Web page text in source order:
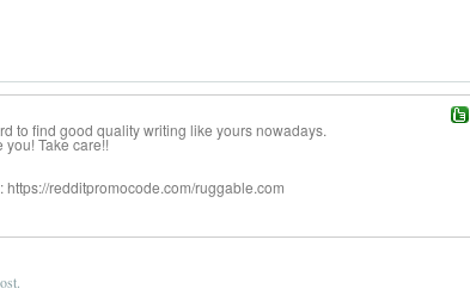
to find good quality writing like yours nowadays.
Take care!!
: https://redditpromocode.com/ruggable.com